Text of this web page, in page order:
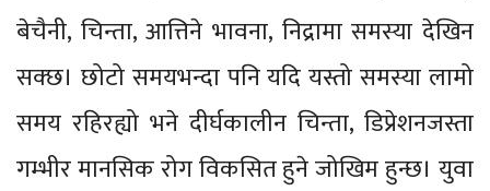
बेचैनी, चिन्ता, आत्तिने भावना, निद्रामा समस्या देखिन
सक्छ। छोटो समयभन्दा पनि यदि यस्तो समस्या लामो
समय रहिरह्यो भने दीर्घकालीन चिन्ता, डिप्रेशनजस्ता
गम्भीर मानसिक रोग विकसित हुने जोखिम हुन्छ। युवा